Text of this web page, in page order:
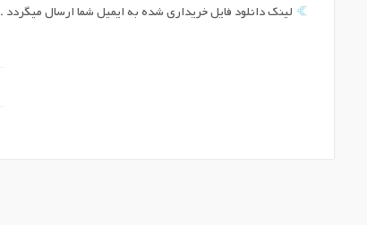
لینک دانلود فایل خریداری شده به ایمیل شما ارسال میگردد .